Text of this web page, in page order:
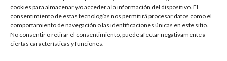
cookies para almacenar y/o acceder a la información del dispositivo. El
consentimiento de estas tecnologías nos permitirá procesar datos como el
comportamiento de navegación o las identificaciones únicas en este sitio.
No consentir o retirar el consentimiento, puede afectar negativamente a
ciertas características y funciones.